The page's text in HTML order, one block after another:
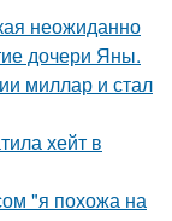
неожиданно
дочери Яны.
миллар и стал
хейт в
"я похожа на